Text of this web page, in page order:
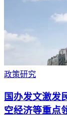
政策研究
国办发文激发
空经济等重点